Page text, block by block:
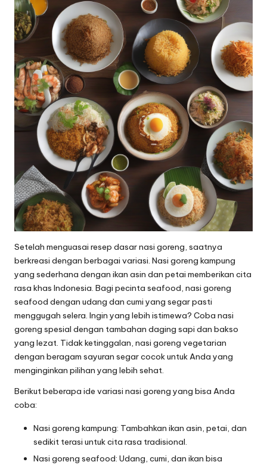
Setelah menguasai resep dasar nasi goreng, saatnya
berkreasi dengan berbagai variasi. Nasi goreng kampung
yang sederhana dengan ikan asin dan petai memberikan cita
rasa khas Indonesia. Bagi pecinta seafood, nasi goreng
seafood dengan udang dan cumi yang segar pasti
menggugah selera. Ingin yang lebih istimewa? Coba nasi
goreng spesial dengan tambahan daging sapi dan bakso
yang lezat. Tidak ketinggalan, nasi goreng vegetarian
dengan beragam sayuran segar cocok untuk Anda yang
menginginkan pilihan yang lebih sehat.
Berikut beberapa ide variasi nasi goreng yang bisa Anda
coba:
Nasi goreng kampung: Tambahkan ikan asin, petai, dan
sedikit terasi untuk cita rasa tradisional.
Nasi goreng seafood: Udang, cumi, dan ikan bisa